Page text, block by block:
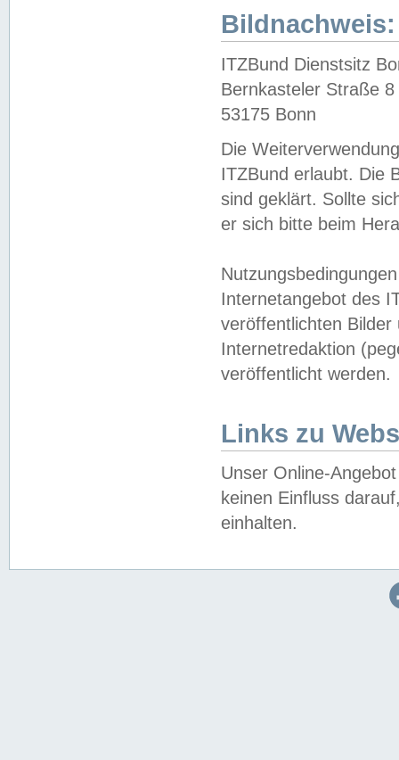
Bildnachweis:
ITZBund Dienstsitz
Bernkasteler Straße 8
53175 Bonn
Die
ITZBund erlaubt. Die
sind geklärt. Sollte
er sich bitte beim
Internetangebot des
veröffentlichten
Internetredaktion
veröffentlicht werden.
Links zu
Unser Online-
keinen Einfluss
einhalten.